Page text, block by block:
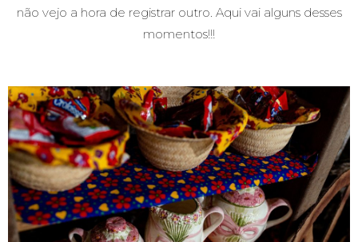
não vejo a hora de registrar outro. Aqui vai alguns desses
momentos!!!